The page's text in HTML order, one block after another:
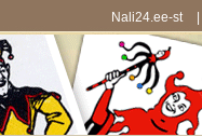
Nali24.ee-st